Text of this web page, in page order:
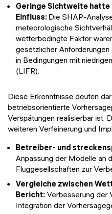
Geringe Sichtweite
Einfluss: Die SHAP-
meteorologische
wetterbedingte Faktor
gesetzlicher
in Bedingungen mit
(LIFR).
Diese Erkenntnisse deuten
betriebsorientierte
Verspätungen realisierbar ist.
weiteren Verfeinerung und
Betreiber- und
Anpassung der Modelle an
Fluggesellschaften zur
Vergleiche zwischen
Bericht: Verbesserung der
Integration der